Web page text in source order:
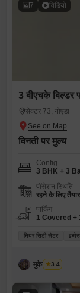
7 विडियो
3 बीएचके बिल्डर
सेक्टर 73, नोएडा
विनती पर मुल्य
Config
3 BHK + 3
पॉसेशन स्थिति
रहने के लिए तैयार
पार्किंग
1 Covered +
नियर सिटी सेंटर
मुकेश कुमार
3.4